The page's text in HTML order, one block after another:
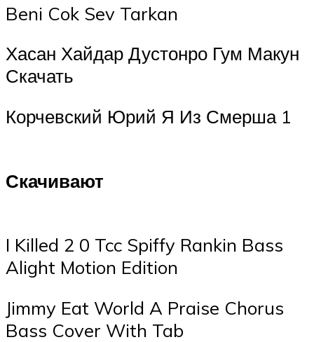
Beni Cok Sev Tarkan
Хасан Хайдар Дустонро Гум Макун
Скачать
Корчевский Юрий Я Из Смерша 1
Скачивают
I Killed 2 0 Tcc Spiffy Rankin Bass
Alight Motion Edition
Jimmy Eat World A Praise Chorus
Bass Cover With Tab